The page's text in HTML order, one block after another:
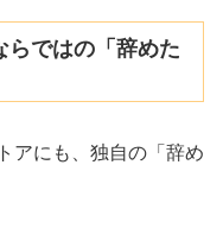
らではの「辞めた
アにも、独自の「辞め